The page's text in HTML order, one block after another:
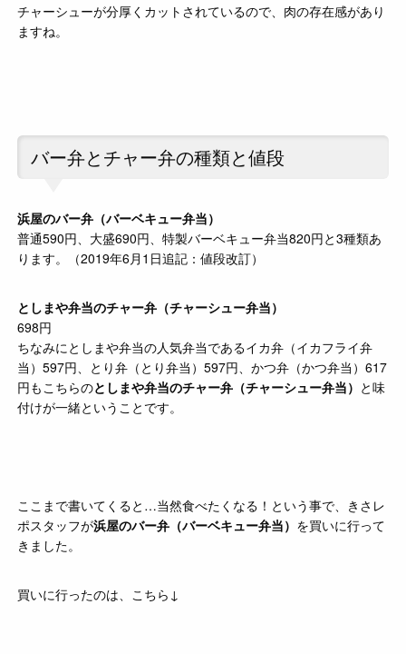
チャーシューが分厚くカットされているので、肉の存在感があり
ますね。
バー弁とチャー弁の種類と値段
浜屋のバー弁（バーベキュー弁当）
普通590円、大盛690円、特製バーベキュー弁当820円と3種類あ
ります。（2019年6月1日追記：値段改訂）
としまや弁当のチャー弁（チャーシュー弁当）
698円
ちなみにとしまや弁当の人気弁当であるイカ弁（イカフライ弁
当）597円、とり弁（とり弁当）597円、かつ弁（かつ弁当）617
円もこちらのとしまや弁当のチャー弁（チャーシュー弁当） と味
付けが一緒ということです。
ここまで書いてくると…当然食べたくなる！という事で、きさレ
ポスタッフが浜屋のバー弁（バーベキュー弁当） を買いに行って
きました。
買いに行ったのは、こちら↓